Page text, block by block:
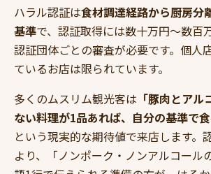
ハラル認証は食材調達経路から厨房分
基準で、認証取得には数十万円〜数百
認証団体ごとの審査が必要です。個人
ているお店は限られています。
多くのムスリム観光客は 「豚肉とア
ない料理が1品あれば、自分の基準で食
という現実的な期待値で来店します。
より、「ノンポーク・ノンアルコール